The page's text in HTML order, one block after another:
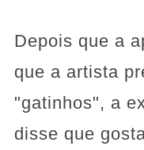
Depois que a
que a artista
"gatinhos", a
disse que